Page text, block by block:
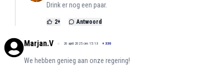
Drink er nog een paar.
2+ Antwoord
Marjan.V 26 april 2025 om 15:13 + 330
We hebben genieg aan onze regering!